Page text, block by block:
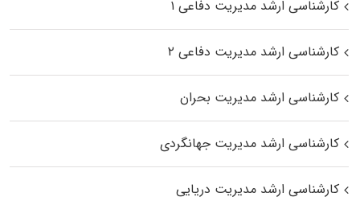
کارشناسی ارشد مدیریت دفاعی ۱
کارشناسی ارشد مدیریت دفاعی ۲
کارشناسی ارشد مدیریت بحران
کارشناسی ارشد مدیریت جهانگردی
کارشناسی ارشد مدیریت دریایی